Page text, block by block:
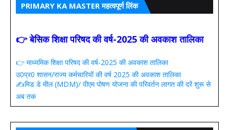
PRIMARY KA MASTER महत्वपूर्ण लिंक
👉 बेसिक शिक्षा परिषद की वर्ष-2025 की अवकाश तालिका
👉 माध्यमिक शिक्षा परिषद की वर्ष-2025 की अवकाश तालिका
उ0प्र0 शासन/राज्य कर्मचारियों की वर्ष 2025 की अवकाश तालिका
✍️मिड डे मील (MDM)/ पीएम पोषण योजना की परिवर्तन लागत की दरें शुरू से
अब तक